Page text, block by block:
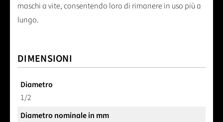
maschi a vite, consentendo loro di rimanere in uso più a
lungo.
DIMENSIONI
Diametro
1/2
Diametro nominale in mm